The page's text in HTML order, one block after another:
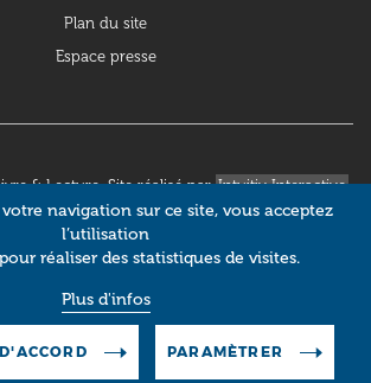
Plan du site
Espace presse
& Lecture. Site réalisé parIntuitiv Interactive
navigation sur ce site, vous acceptez
l’utilisation
réaliser des statistiques de visites.
Plus d'infos
PARAMÈTRER